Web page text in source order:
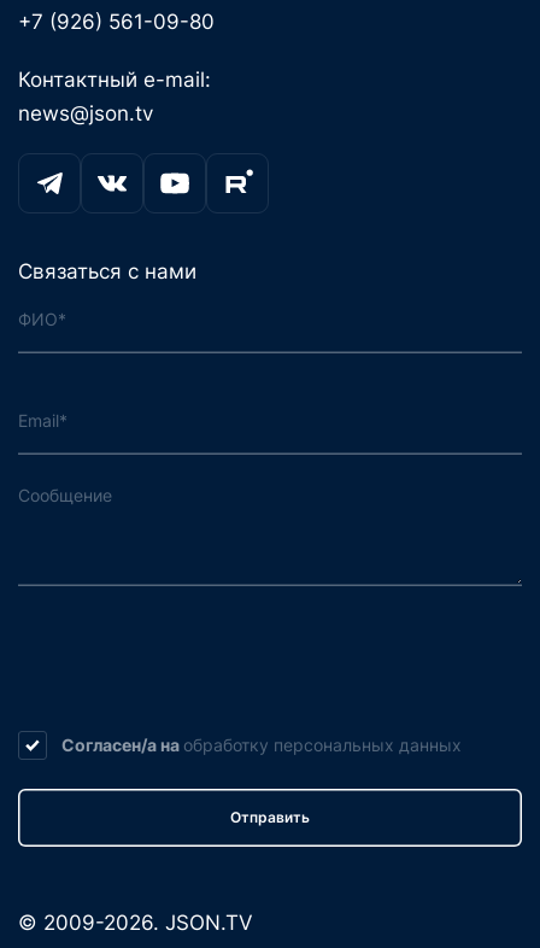
+7 (926) 561-09-80
Контактный e-mail:
news@json.tv
Связаться с нами
Согласен/а на обработку персональных данных
Отправить
© 2009-2026. JSON.TV